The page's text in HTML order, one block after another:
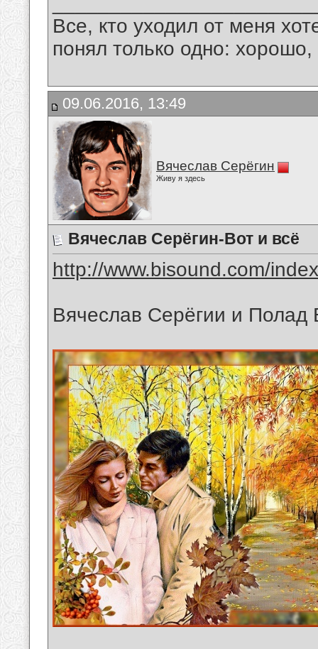
Все, кто уходил от меня
понял только одно:
09.06.2016, 13:49
Вячеслав Серёгин
Живу я здесь
Вячеслав Серёгин-Вот и всё
http://www.bisound.com/
Вячеслав Серёгии и